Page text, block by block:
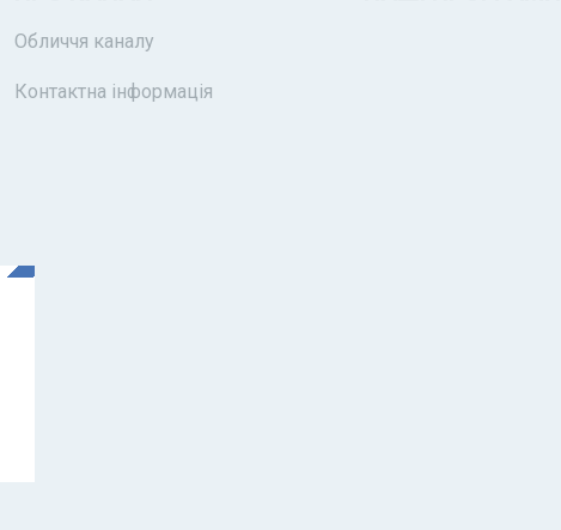
Обличчя каналу
Контактна інформація